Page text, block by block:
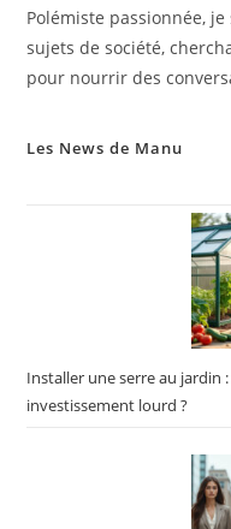
Polémiste passionnée,
sujets de société,
pour nourrir des
Les News de Manu
Installer une serre au jardin
investissement lourd ?